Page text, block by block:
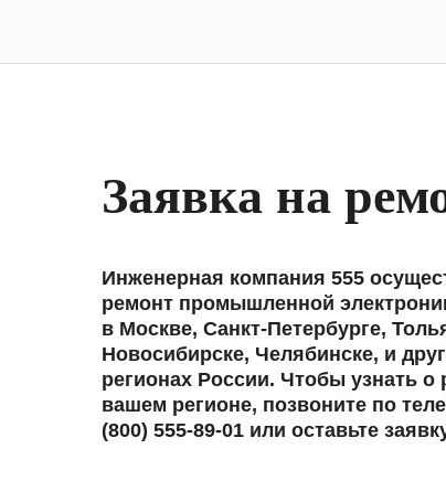
Заявка на
Инженерная компания 555
ремонт промышленной
в Москве, Санкт-Петербурге,
Новосибирске, Челябинске, и
регионах России. Чтобы узнать о
вашем регионе, позвоните по
(800) 555-89-01 или оставьте